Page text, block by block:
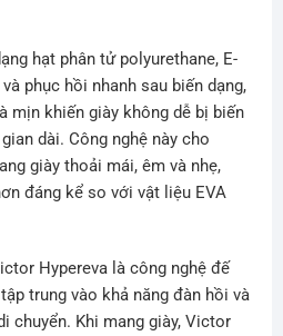
hạt phân tử polyurethane, E-
phục hồi nhanh sau biến dạng,
mịn khiến giày không dễ bị biến
dài. Công nghệ này cho
giày thoải mái, êm và nhẹ,
đáng kể so với vật liệu EVA
Hypereva là công nghệ đế
trung vào khả năng đàn hồi và
chuyển. Khi mang giày, Victor